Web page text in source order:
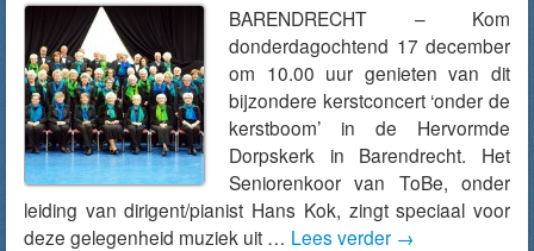
BARENDRECHT – Kom
donderdagochtend 17 december
om 10.00 uur genieten van dit
bijzondere kerstconcert ‘onder de
kerstboom’ in de Hervormde
Dorpskerk in Barendrecht. Het
Seniorenkoor van ToBe, onder
leiding van dirigent/pianist Hans Kok, zingt speciaal voor
deze gelegenheid muziek uit … Lees verder →